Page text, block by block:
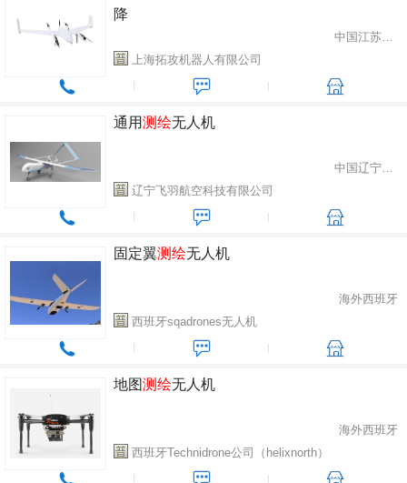
降
中国江苏省南京市
上海拓攻机器人有限公司
通用测绘无人机
中国辽宁省沈阳市
辽宁飞羽航空科技有限公司
固定翼测绘无人机
海外西班牙
西班牙sqadrones无人机
地图测绘无人机
海外西班牙
西班牙Technidrone公司（helixnorth）